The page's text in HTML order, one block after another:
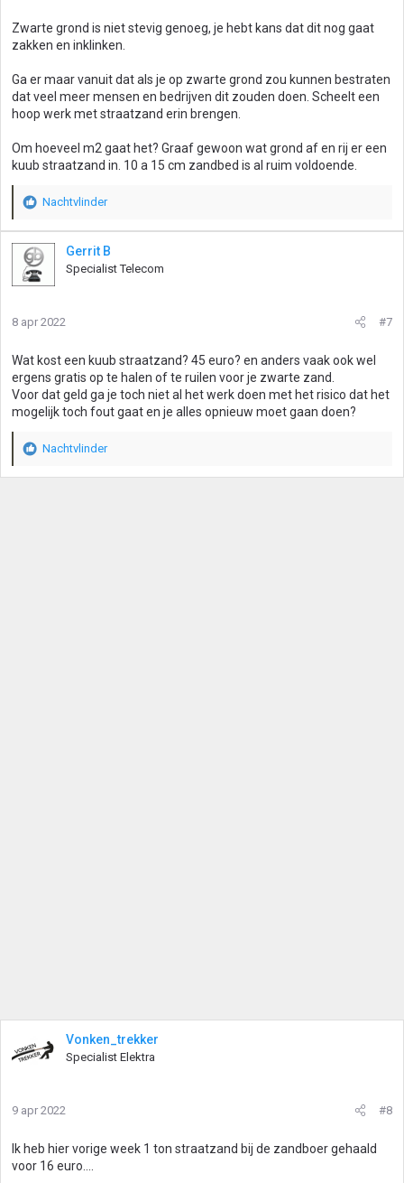
e
n
Zwarte grond is niet stevig genoeg, je hebt kans dat dit nog gaat
zakken en inklinken.
Ga er maar vanuit dat als je op zwarte grond zou kunnen bestraten
dat veel meer mensen en bedrijven dit zouden doen. Scheelt een
hoop werk met straatzand erin brengen.
Om hoeveel m2 gaat het? Graaf gewoon wat grond af en rij er een
kuub straatzand in. 10 a 15 cm zandbed is al ruim voldoende.
W
a
r
d
e
i
g
n
:
Nachtvlinder
Gerrit B
Specialist Telecom
8 apr 2022 #7
Wat kost een kuub straatzand? 45 euro? en anders vaak ook wel
ergens gratis op te halen of te ruilen voor je zwarte zand.
Voor dat geld ga je toch niet al het werk doen met het risico dat het
mogelijk toch fout gaat en je alles opnieuw moet gaan doen?
W
Nachtvlinder
Vonken_trekker
Specialist Elektra
9 apr 2022 #8
Ik heb hier vorige week 1 ton straatzand bij de zandboer gehaald
voor 16 euro....